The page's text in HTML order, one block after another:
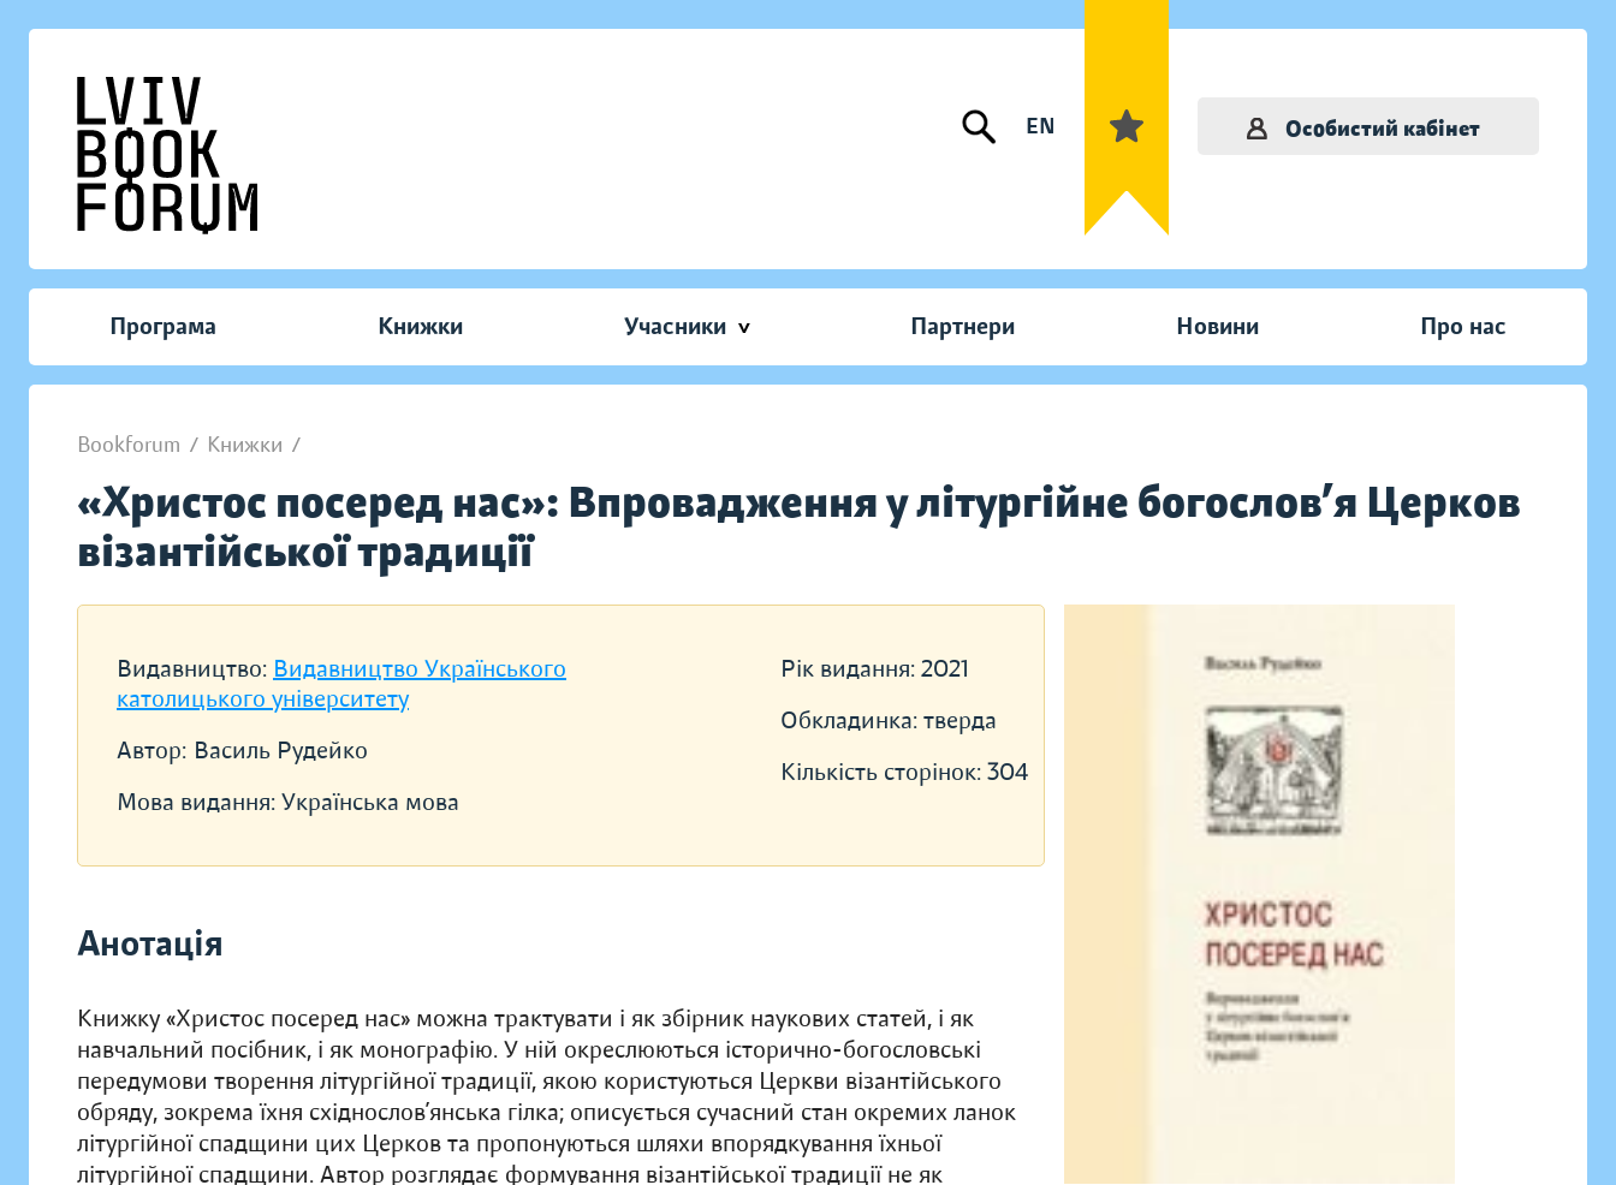
EN Особистий кабінет
Програма Книжки Учасники Партнери Новини Про нас
Bookforum / Книжки /
«Христос посеред нас»: Впровадження у літургійне богослов’я Церков
візантійської традиції
Видавництво: Видавництво Українського
католицького університету
Автор: Василь Рудейко
Мова видання: Українська мова
Рік видання: 2021
Обкладинка: тверда
Кількість сторінок: 304
Анотація
Книжку «Христос посеред нас» можна трактувати і як збірник наукових статей, і як
навчальний посібник, і як монографію. У ній окреслюються історично-богословські
передумови творення літургійної традиції, якою користуються Церкви візантійського
обряду, зокрема їхня східнослов’янська гілка; описується сучасний стан окремих ланок
літургійної спадщини цих Церков та пропонуються шляхи впорядкування їхньої
літургійної спадщини. Автор розглядає формування візантійської традиції не як